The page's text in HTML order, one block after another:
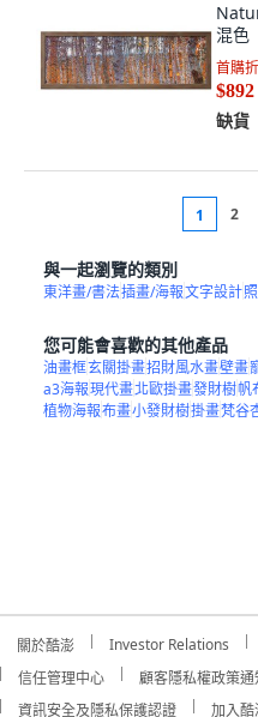
混色
首購
$892
缺貨
1 2
與一起瀏覽的類別
東洋畫/書法插畫/海報文字設計
您可能會喜歡的其他產品
油畫框玄關掛畫招財風水畫壁畫
a3海報現代畫北歐掛畫發財樹帆
植物海報布畫小發財樹掛畫梵谷
關於酷澎 Investor Relations
信任管理中心
顧客隱私權政策通
資訊安全及隱私保護認證
加入